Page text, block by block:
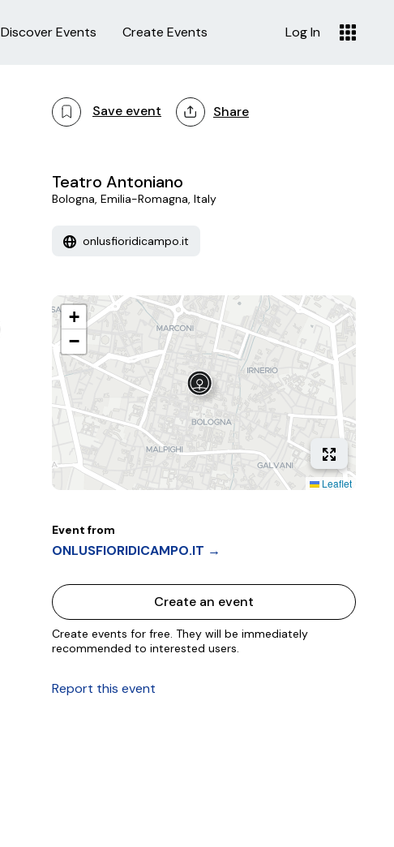
Discover Events Create Events Log In
Save event Share
Teatro Antoniano
Bologna, Emilia-Romagna, Italy
onlusfioridicampo.it
+
−
Leaflet
Event from
ONLUSFIORIDICAMPO.IT →
Create an event
Create events for free. They will be immediately
recommended to interested users.
Report this event